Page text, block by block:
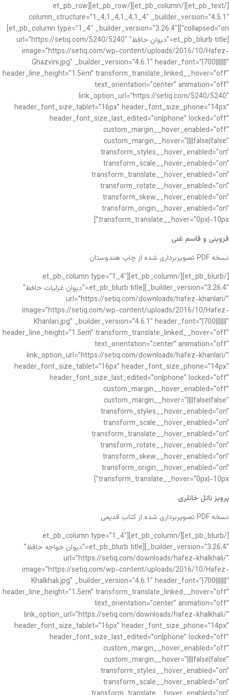
[/et_pb_text][/et_pb_column][/et_pb_row][et_pb_row
column_structure=”1_4,1_4,1_4,1_4″ _builder_version=”4.5.1″
collapsed=”on”][et_pb_column type=”1_4″ _builder_version=”3.26.4″]
[et_pb_blurb title=”دیوان حافظ” url=”https://setiq.com/5240/5240″
image=”https://setiq.com/wp-content/uploads/2016/10/Hafez-
Ghazvini.jpg” _builder_version=”4.6.1″ header_font=”|700|||||||”
header_line_height=”1.5em” transform_translate_linked__hover=”off”
text_orientation=”center” animation=”off”
link_option_url=”https://setiq.com/5240/5240″
header_font_size_tablet=”16px” header_font_size_phone=”14px”
header_font_size_last_edited=”on|phone” locked=”off”
custom_margin__hover_enabled=”off”
custom_margin__hover=”||||false|false”
transform_styles__hover_enabled=”on”
transform_scale__hover_enabled=”on”
transform_translate__hover_enabled=”on”
transform_rotate__hover_enabled=”on”
transform_skew__hover_enabled=”on”
transform_origin__hover_enabled=”on”
transform_translate__hover=”0px|-10px”]
قزوینی و قاسم غنی
نسخه PDF تصویربرداری شده از چاپ هندوستان
[/et_pb_blurb][/et_pb_column][et_pb_column type=”1_4″
_builder_version=”3.26.4″][et_pb_blurb title=”دیوان غزلیات حافظ”
url=”https://setiq.com/downloads/hafez-khanlari/”
image=”https://setiq.com/wp-content/uploads/2016/10/Hafez-
Khanlari.jpg” _builder_version=”4.6.1″ header_font=”|700|||||||”
header_line_height=”1.5em” transform_translate_linked__hover=”off”
text_orientation=”center” animation=”off”
link_option_url=”https://setiq.com/downloads/hafez-khanlari/”
header_font_size_tablet=”16px” header_font_size_phone=”14px”
header_font_size_last_edited=”on|phone” locked=”off”
custom_margin__hover_enabled=”off”
custom_margin__hover=”||||false|false”
transform_styles__hover_enabled=”on”
transform_scale__hover_enabled=”on”
transform_translate__hover_enabled=”on”
transform_rotate__hover_enabled=”on”
transform_skew__hover_enabled=”on”
transform_origin__hover_enabled=”on”
transform_translate__hover=”0px|-10px”]
پرویز ناتل خانلری
نسخه PDF تصویربرداری شده از کتاب قدیمی
[/et_pb_blurb][/et_pb_column][et_pb_column type=”1_4″
_builder_version=”3.26.4″][et_pb_blurb title=”دیوان خواجه حافظ”
url=”https://setiq.com/downloads/hafez-khalkhali/”
image=”https://setiq.com/wp-content/uploads/2016/10/Hafez-
Khalkhali.jpg” _builder_version=”4.6.1″ header_font=”|700|||||||”
header_line_height=”1.5em” transform_translate_linked__hover=”off”
text_orientation=”center” animation=”off”
link_option_url=”https://setiq.com/downloads/hafez-khalkhali/”
header_font_size_tablet=”16px” header_font_size_phone=”14px”
header_font_size_last_edited=”on|phone” locked=”off”
custom_margin__hover_enabled=”off”
custom_margin__hover=”||||false|false”
transform_styles__hover_enabled=”on”
transform_scale__hover_enabled=”on”